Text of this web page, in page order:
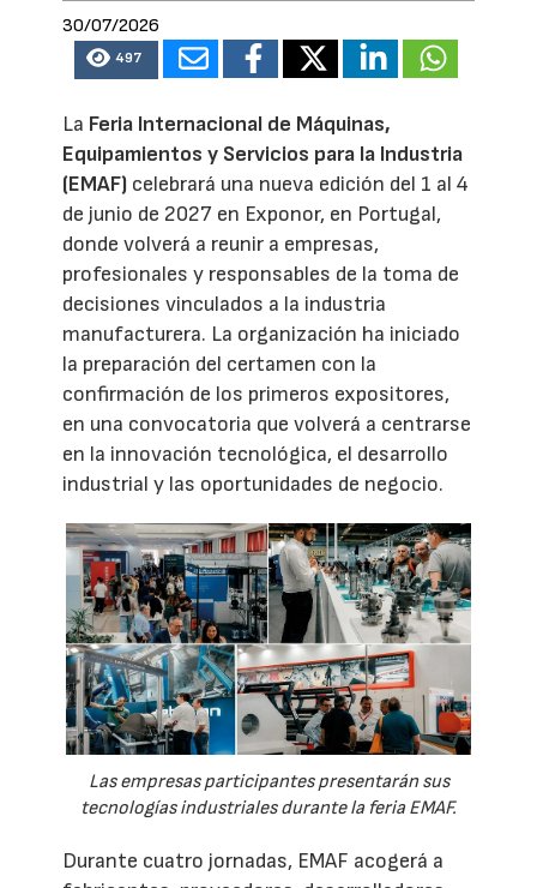
30/07/2026
497
La Feria Internacional de Máquinas,
Equipamientos y Servicios para la Industria
(EMAF) celebrará una nueva edición del 1 al 4
de junio de 2027 en Exponor, en Portugal,
donde volverá a reunir a empresas,
profesionales y responsables de la toma de
decisiones vinculados a la industria
manufacturera. La organización ha iniciado
la preparación del certamen con la
confirmación de los primeros expositores,
en una convocatoria que volverá a centrarse
en la innovación tecnológica, el desarrollo
industrial y las oportunidades de negocio.
Las empresas participantes presentarán sus
tecnologías industriales durante la feria EMAF.
Durante cuatro jornadas, EMAF acogerá a